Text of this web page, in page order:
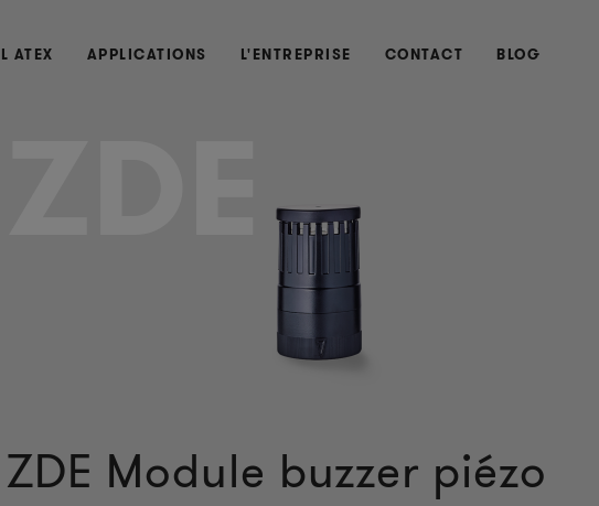
ATEX APPLICATIONS L'ENTREPRISE CONTACT BLOG
ZDE Module buzzer piézo